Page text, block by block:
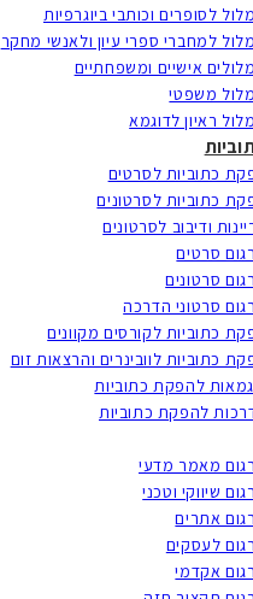
לסופרים וכותבי ביוגרפיות
למחברי ספרי עיון ולאנשי מחקר
אישיים ומשפחתיים
משפטי
ראיון לדוגמא
כתוביות לסרטים
כתוביות לסרטונים
ודיבוב לסרטונים
סרטים
סרטונים
סרטוני הדרכה
כתוביות לקורסים מקוונים
כתוביות לוובינרים והרצאות זום
להפקת כתוביות
להפקת כתוביות
מאמר מדעי
שיווקי וטכני
אתרים
לעסקים
אקדמי